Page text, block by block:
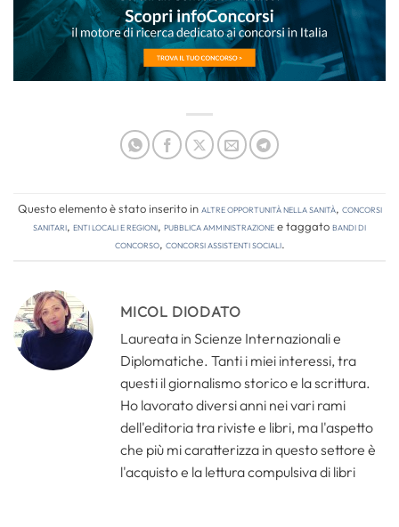
Questo elemento è stato inserito in Altre opportunità nella sanità, Concorsi
Sanitari, Enti locali e regioni, Pubblica amministrazionee taggatobandi di
concorso, concorsi assistenti sociali.
MICOL DIODATO
Laureata in Scienze Internazionali e
Diplomatiche. Tanti i miei interessi, tra
questi il giornalismo storico e la scrittura.
Ho lavorato diversi anni nei vari rami
dell'editoria tra riviste e libri, ma l'aspetto
che più mi caratterizza in questo settore è
l'acquisto e la lettura compulsiva di libri